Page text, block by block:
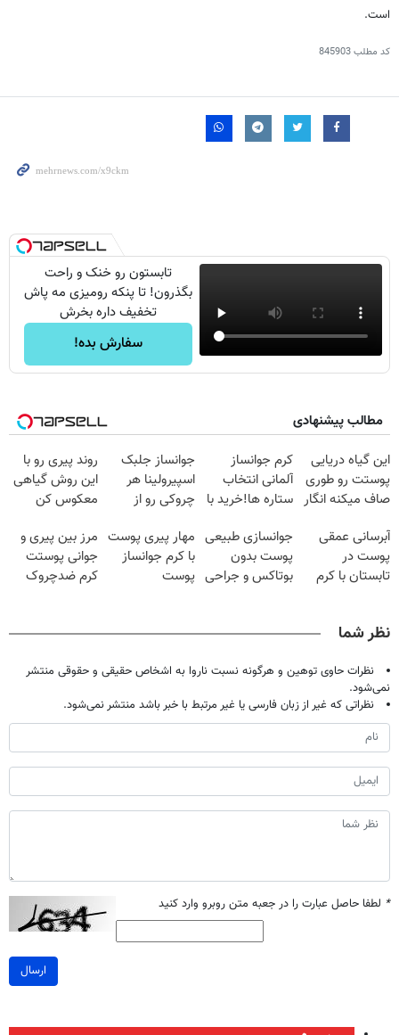
است.
کد مطلب845903
تابستون رو خنک و راحت
بگذرون! تا پنکه رومیزی مه پاش
تخفیف داره بخرش
سفارش بده!
مطالب پیشنهادی
این گیاه دریایی
پوستت رو طوری
صاف میکنه انگار
شدی🔥
کرم جوانساز
آلمانی انتخاب
ستاره ها!خرید با
جوانساز جلبک
اسپیرولینا هر
چروکی رو از
میکنه
روند پیری رو با
این روش گیاهی
معکوس کن
آبرسانی عمقی
پوست در
تابستان با کرم
جوانسازی طبیعی
پوست بدون
بوتاکس و جراحی
مهار پیری پوست
با کرم جوانساز
پوست
مرز بین پیری و
جوانی پوستت
کرم ضدچروک
نظر شما
نظرات حاوی توهین و هرگونه نسبت ناروا به اشخاص حقیقی و حقوقی منتشر
نمی‌شود.
نظراتی که غیر از زبان فارسی یا غیر مرتبط با خبر باشد منتشر نمی‌شود.
* لطفا حاصل عبارت را در جعبه متن روبرو وارد کنید
ارسال